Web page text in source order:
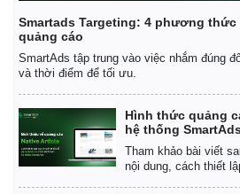
Smartads Targeting: 4 phương
quảng cáo
SmartAds tập trung vào việc nhắm đúng
và thời điểm để tối ưu.
Hình thức quảng
hệ thống
Tham khảo bài viết
nội dung, cách thiết